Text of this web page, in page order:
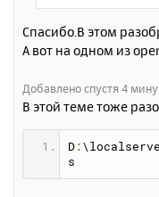
Спасибо.В этом
А вот на одном из
Добавлено спустя 4
В этой теме тоже
D :
s